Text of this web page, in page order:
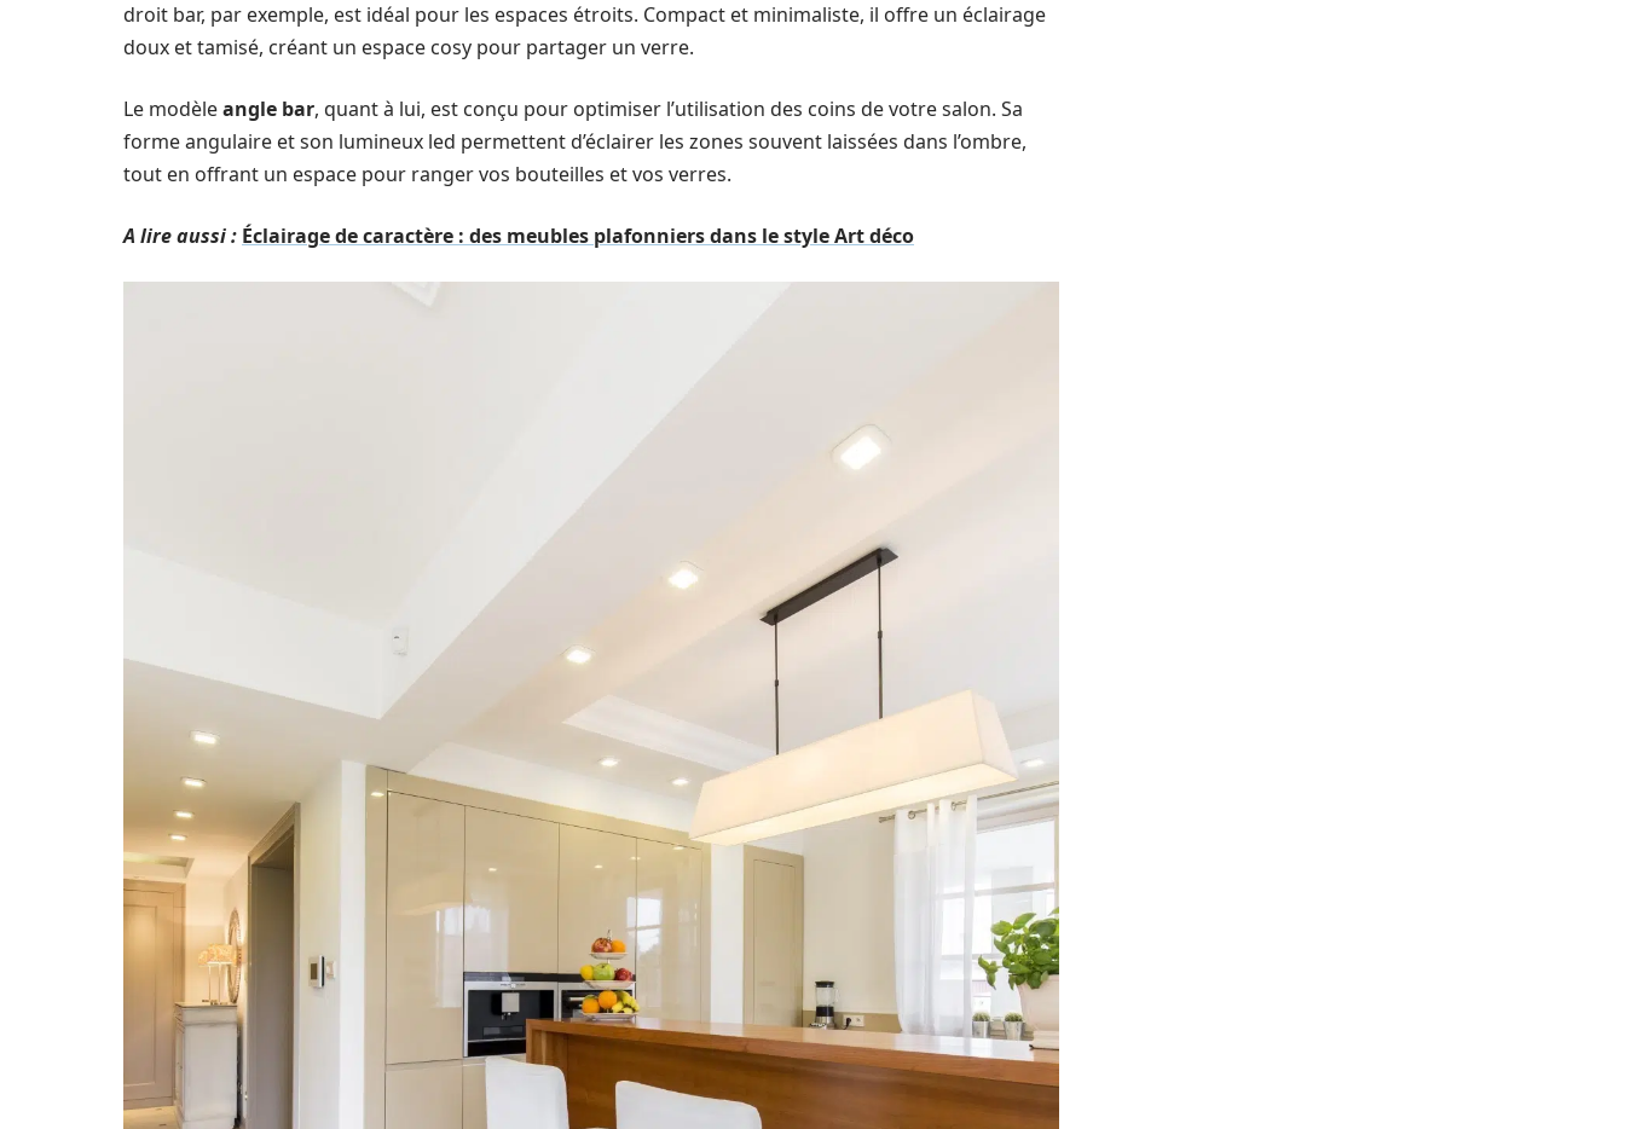
droit bar, par exemple, est idéal pour les espaces étroits. Compact et minimaliste, il offre un éclairage
doux et tamisé, créant un espace cosy pour partager un verre.
Le modèleangle bar, quant à lui, est conçu pour optimiser l’utilisation des coins de votre salon. Sa
forme angulaire et son lumineux led permettent d’éclairer les zones souvent laissées dans l’ombre,
tout en offrant un espace pour ranger vos bouteilles et vos verres.
A lire aussi : Éclairage de caractère : des meubles plafonniers dans le style Art déco